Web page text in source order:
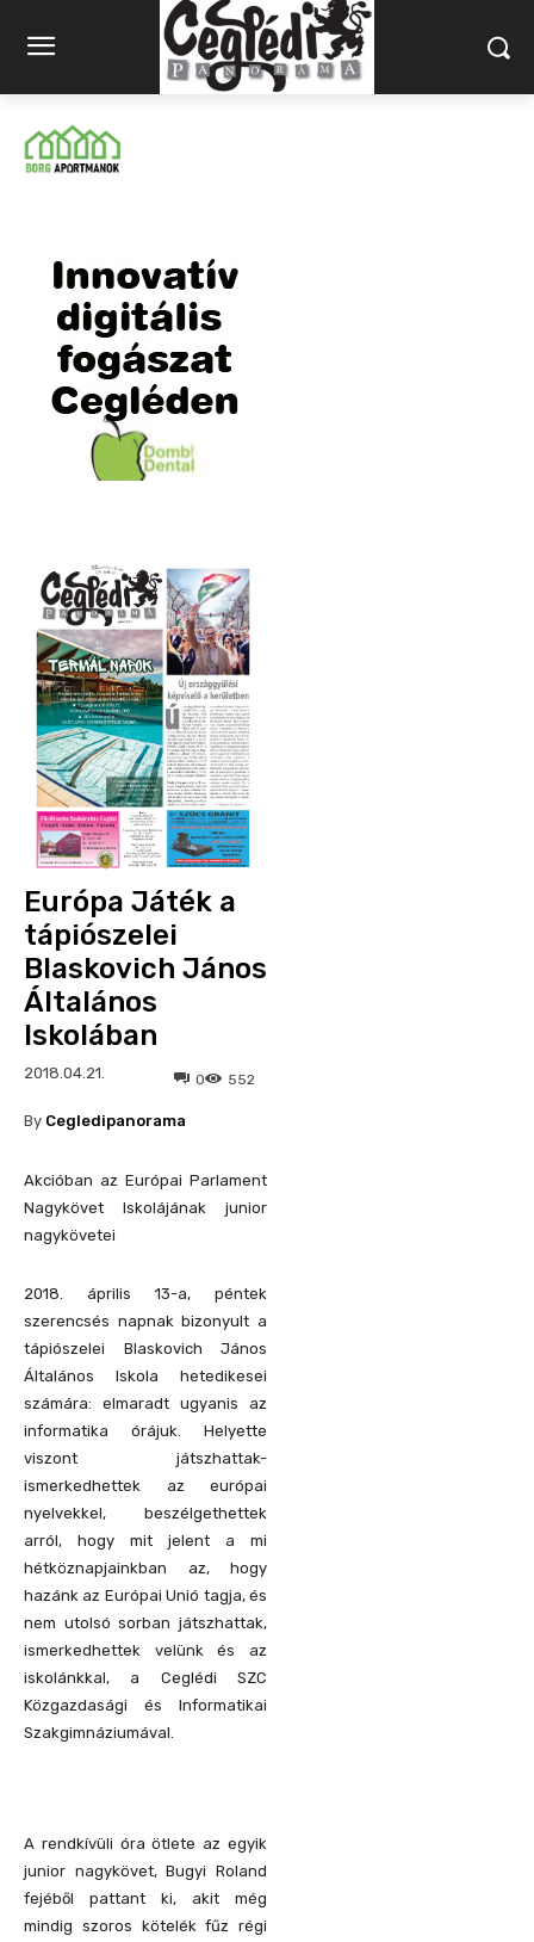
Európa Játék a
tápiószelei
Blaskovich János
Általános
Iskolában
2018.04.21. 552
0
By Cegledipanorama
Akcióban az Európai Parlament
Nagykövet Iskolájának junior
nagykövetei
2018. április 13-a, péntek
szerencsés napnak bizonyult a
tápiószelei Blaskovich János
Általános Iskola hetedikesei
számára: elmaradt ugyanis az
informatika órájuk. Helyette
viszont játszhattak-
ismerkedhettek az európai
nyelvekkel, beszélgethettek
arról, hogy mit jelent a mi
hétköznapjainkban az, hogy
hazánk az Európai Unió tagja, és
nem utolsó sorban játszhattak,
ismerkedhettek velünk és az
iskolánkkal, a Ceglédi SZC
Közgazdasági és Informatikai
Szakgimnáziumával.
A rendkívüli óra ötlete az egyik
junior nagykövet, Bugyi Roland
fejéből pattant ki, akit még
mindig szoros kötelék fűz régi